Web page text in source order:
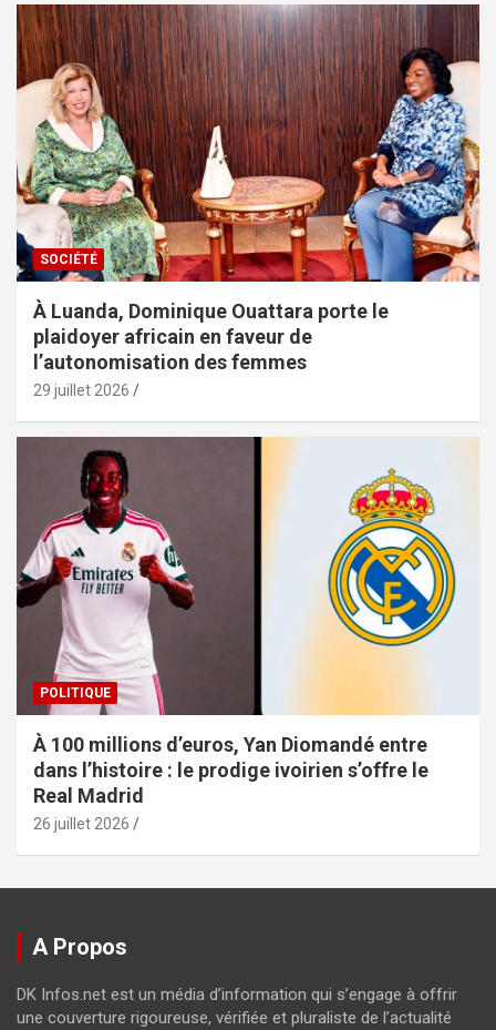
SOCIÉTÉ
À Luanda, Dominique Ouattara porte le
plaidoyer africain en faveur de
l’autonomisation des femmes
29 juillet 2026
POLITIQUE
À 100 millions d’euros, Yan Diomandé entre
dans l’histoire : le prodige ivoirien s’offre le
Real Madrid
26 juillet 2026
A Propos
DK Infos.net est un média d’information qui s’engage à offrir
une couverture rigoureuse, vérifiée et pluraliste de l’actualité